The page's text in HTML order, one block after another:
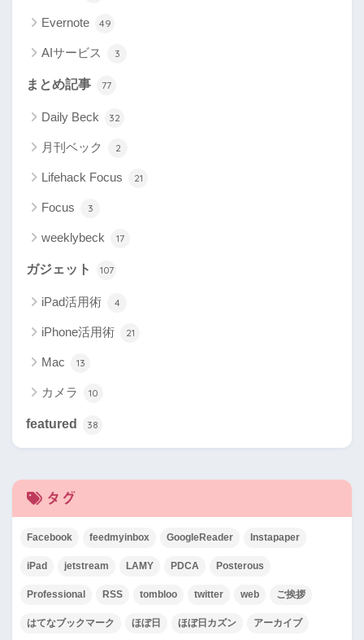
Evernote 49
AIサービス 3
まとめ記事 77
Daily Beck 32
月刊ベック 2
Lifehack Focus 21
Focus 3
weeklybeck 17
ガジェット 107
iPad活用術 4
iPhone活用術 21
Mac 13
カメラ 10
featured 38
タグ
Facebook feedmyinbox GoogleReader Instapaper
iPad jetstream LAMY PDCA Posterous
Professional RSS tombloo twitter web ご挨拶
はてなブックマーク ほぼ日 ほぼ日カズン アーカイブ